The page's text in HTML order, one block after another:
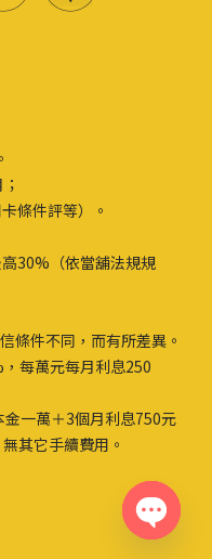
條件評等）。
30%（依當舖法規規
條件不同，而有所差異。
每萬元每月利息250
一萬＋3個月利息750元
其它手續費用。